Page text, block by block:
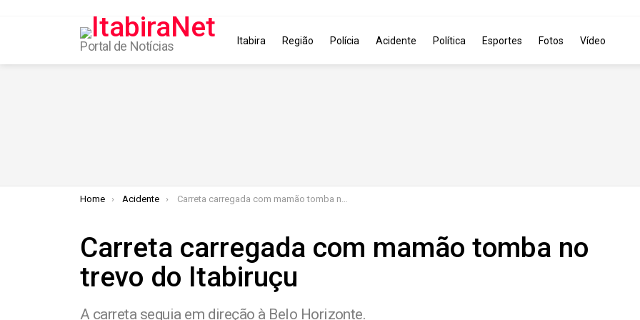
Portal de Notícias Itabira Região Polícia Acidente Política Esportes Fotos Vídeo
You are here:
Home Acidente Carreta carregada com mamão tomba no trevo do Itabiruçu
Carreta carregada com mamão tomba no
trevo do Itabiruçu
A carreta seguia em direção à Belo Horizonte.